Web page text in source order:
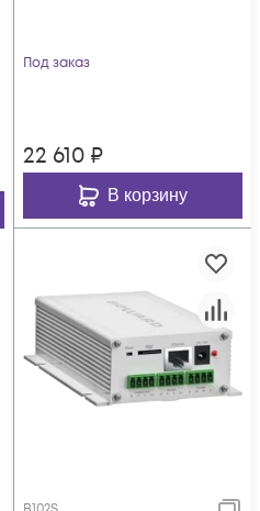
Под заказ
22 610 ₽
В корзину